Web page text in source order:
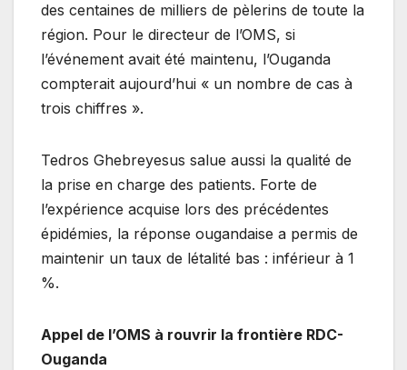
des centaines de milliers de pèlerins de toute la
région. Pour le directeur de l’OMS, si
l’événement avait été maintenu, l’Ouganda
compterait aujourd’hui « un nombre de cas à
trois chiffres ».
Tedros Ghebreyesus salue aussi la qualité de
la prise en charge des patients. Forte de
l’expérience acquise lors des précédentes
épidémies, la réponse ougandaise a permis de
maintenir un taux de létalité bas : inférieur à 1
%.
Appel de l’OMS à rouvrir la frontière RDC-
Ouganda